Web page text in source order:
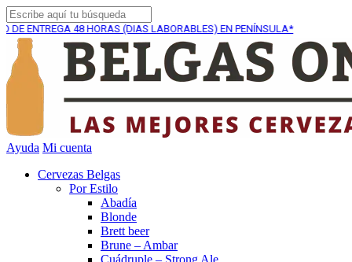
48 HORAS (DIAS LABORABLES) EN PENÍNSULA*
Ayuda Mi cuenta
Cervezas Belgas
Por Estilo
Abadía
Blonde
Brett beer
Brune – Ambar
Cuádruple – Strong Ale